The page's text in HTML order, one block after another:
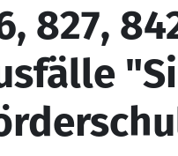
827,